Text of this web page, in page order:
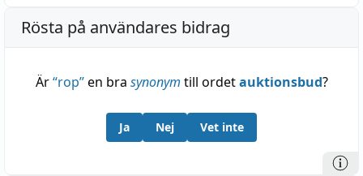
Rösta på användares bidrag
Är“rop”en bra synonym till ordetauktionsbud?
Ja Nej Vet inte